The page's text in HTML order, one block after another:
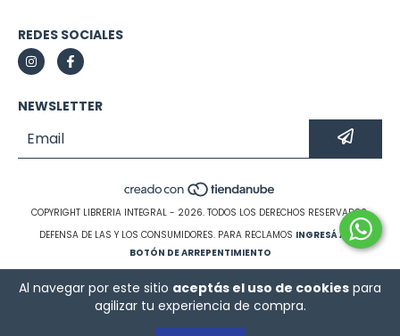
Al navegar por este sitio aceptás el uso de cookies para
agilizar tu experiencia de compra.
REDES SOCIALES
NEWSLETTER
COPYRIGHT LIBRERIA INTEGRAL - 2026. TODOS LOS DERECHOS RESERVADOS.
DEFENSA DE LAS Y LOS CONSUMIDORES. PARA RECLAMOS INGRESÁ ACÁ.
BOTÓN DE ARREPENTIMIENTO